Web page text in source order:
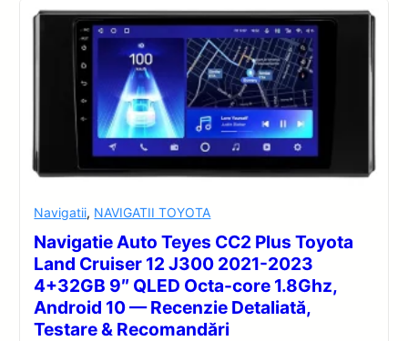
Navigatii, NAVIGATII TOYOTA
Navigatie Auto Teyes CC2 Plus Toyota
Land Cruiser 12 J300 2021-2023
4+32GB 9″ QLED Octa-core 1.8Ghz,
Android 10 — Recenzie Detaliată,
Testare & Recomandări